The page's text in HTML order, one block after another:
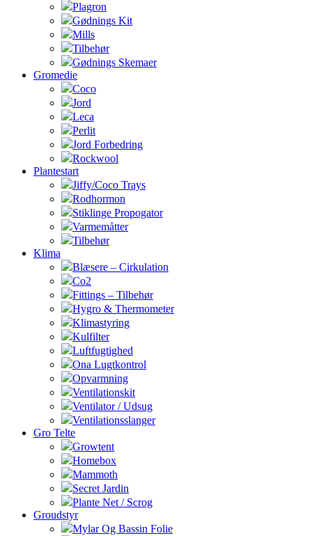
Plagron
Gødnings Kit
Mills
Tilbehør
Gødnings Skemaer
Gromedie
Coco
Jord
Leca
Perlit
Jord Forbedring
Rockwool
Plantestart
Jiffy/Coco Trays
Rodhormon
Stiklinge Propogator
Varmemåtter
Tilbehør
Klima
Blæsere – Cirkulation
Co2
Fittings – Tilbehør
Hygro & Thermometer
Klimastyring
Kulfilter
Luftfugtighed
Ona Lugtkontrol
Opvarmning
Ventilationskit
Ventilator / Udsug
Ventilationsslanger
Gro Telte
Growtent
Homebox
Mammoth
Secret Jardin
Plante Net / Scrog
Groudstyr
Mylar Og Bassin Folie